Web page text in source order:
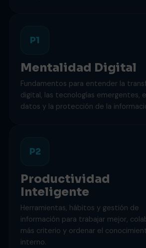
P1
Mentalidad Digital
Fundamentos para entender la
digital, las tecnologías emergentes,
datos y la protección de la
P2
Productividad
Inteligente
Herramientas, hábitos y gestión de
información para trabajar mejor,
más criterio y ordenar el
interno.